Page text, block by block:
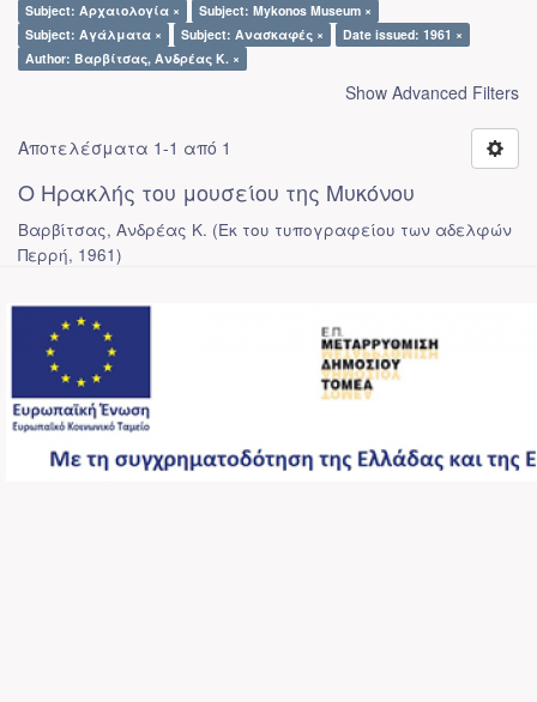
Subject: Αρχαιολογία ×
Subject: Mykonos Museum ×
Subject: Αγάλματα ×
Subject: Ανασκαφές ×
Date issued: 1961 ×
Author: Βαρβίτσας, Ανδρέας Κ. ×
Show Advanced Filters
Αποτελέσματα 1-1 από 1
Ο Ηρακλής του μουσείου της Μυκόνου
Βαρβίτσας, Ανδρέας Κ. (Εκ του τυπογραφείου των αδελφών
Περρή, 1961)